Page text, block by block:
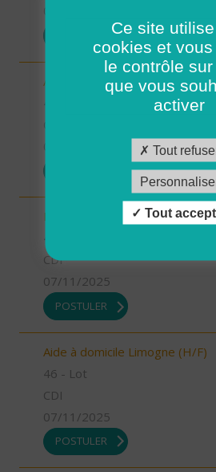
Aide-soignant.e Limogne en
Responsable du
CDI
07/11/2025
POSTULER
Aide à domicile Limogne (H/F)
46 - Lot
CDI
07/11/2025
POSTULER
Ce site
cookies et
le contrôle
que vous
activer
Tout
Tout